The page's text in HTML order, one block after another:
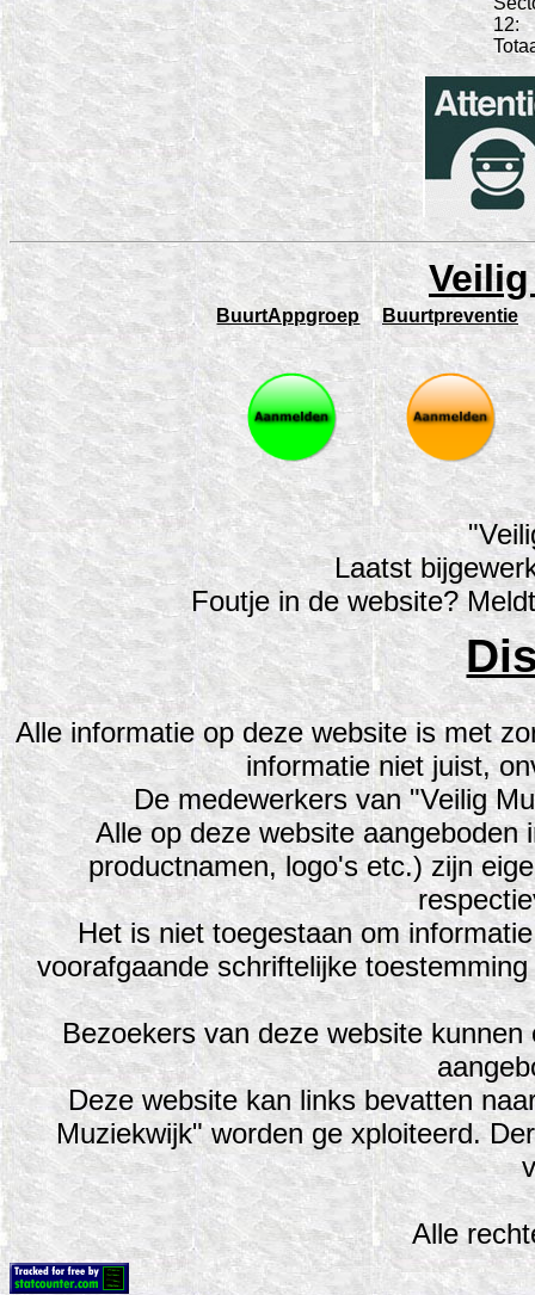
12:
BuurtAppgroep Buurtpreventie
Laatst
Foutje in de website?
Alle informatie op deze website is met
informatie niet juist,
De medewerkers van "Veilig
Alle op deze website
productnamen, logo's etc.) zijn
Het is niet toegestaan om
voorafgaande schriftelijke
Bezoekers van deze website
Deze website kan links bevatten
Muziekwijk" worden ge xploiteerd.
Alle